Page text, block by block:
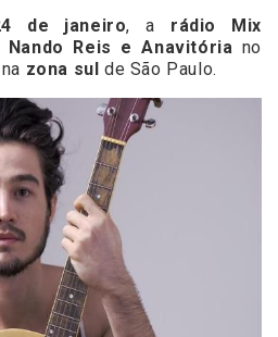
de janeiro, a rádio Mix
Reis e Anavitória no
zona sulde São Paulo.